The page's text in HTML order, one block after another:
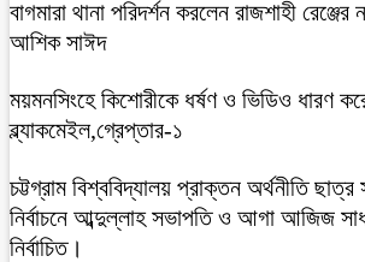
বাগমারা থানা পরিদর্শন করলেন রাজশাহী
আশিক সাঈদ
ময়মনসিংহে কিশোরীকে ধর্ষণ ও ভিডিও ধারণ
ব্ল্যাকমেইল,গ্রেপ্তার-১
চট্টগ্রাম বিশ্ববিদ্যালয় প্রাক্তন অর্থনীতি
নির্বাচনে আব্দুল্লাহ সভাপতি ও আগা আজিজ
নির্বাচিত।